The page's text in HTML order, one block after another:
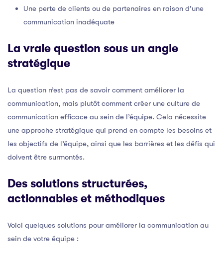
Une perte de clients ou de partenaires en raison d’une
communication inadéquate
La vraie question sous un angle
stratégique
La question n’est pas de savoir comment améliorer la
communication, mais plutôt comment créer une culture de
communication efficace au sein de l’équipe. Cela nécessite
une approche stratégique qui prend en compte les besoins et
les objectifs de l’équipe, ainsi que les barrières et les défis qui
doivent être surmontés.
Des solutions structurées,
actionnables et méthodiques
Voici quelques solutions pour améliorer la communication au
sein de votre équipe :